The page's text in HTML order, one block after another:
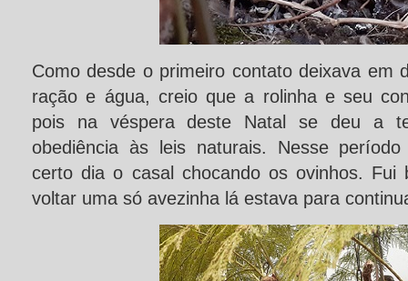
Como desde o primeiro contato deixava em
ração e água, creio que a rolinha e seu
pois na véspera deste Natal se deu a
obediência às leis naturais. Nesse
certo dia o casal chocando os ovinhos. Fui
voltar uma só avezinha lá estava para